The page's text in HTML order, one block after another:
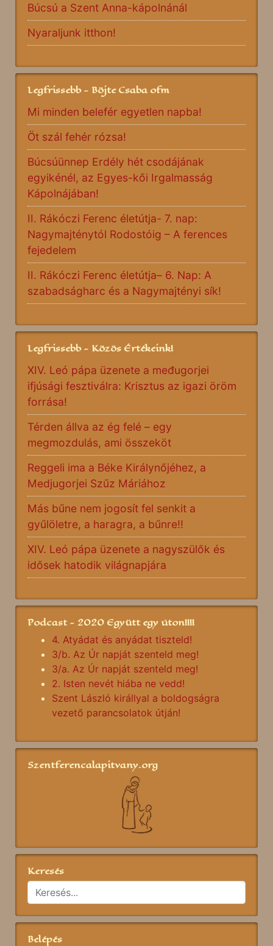
Búcsú a Szent Anna-kápolnánál
Nyaraljunk itthon!
Legfrissebb - Böjte Csaba ofm
Mi minden belefér egyetlen napba!
Öt szál fehér rózsa!
Búcsúünnep Erdély hét csodájának
egyikénél, az Egyes-kői Irgalmasság
Kápolnájában!
II. Rákóczi Ferenc életútja- 7. nap:
Nagymajténytól Rodostóig – A ferences
fejedelem
II. Rákóczi Ferenc életútja– 6. Nap: A
szabadságharc és a Nagymajtényi sík!
Legfrissebb - Közös Értékeink!
XIV. Leó pápa üzenete a međugorjei
ifjúsági fesztiválra: Krisztus az igazi öröm
forrása!
Térden állva az ég felé – egy
megmozdulás, ami összeköt
Reggeli ima a Béke Királynőjéhez, a
Medjugorjei Szűz Máriához
Más bűne nem jogosít fel senkit a
gyűlöletre, a haragra, a bűnre!!
XIV. Leó pápa üzenete a nagyszülők és
idősek hatodik világnapjára
Podcast - 2020 Együtt egy úton!!!!
4. Atyádat és anyádat tiszteld!
3/b. Az Úr napját szenteld meg!
3/a. Az Úr napját szenteld meg!
2. Isten nevét hiába ne vedd!
Szent László királlyal a boldogságra
vezető parancsolatok útján!
Szentferencalapitvany.org
Keresés
Belépés